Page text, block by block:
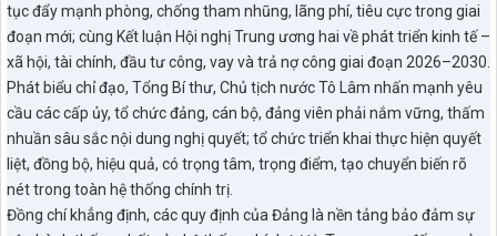
tục đẩy mạnh phòng, chống tham nhũng, lãng phí, tiêu cực trong giai
đoạn mới; cùng Kết luận Hội nghị Trung ương hai về phát triển kinh tế –
xã hội, tài chính, đầu tư công, vay và trả nợ công giai đoạn 2026–2030.
Phát biểu chỉ đạo, Tổng Bí thư, Chủ tịch nước Tô Lâm nhấn mạnh yêu
cầu các cấp ủy, tổ chức đảng, cán bộ, đảng viên phải nắm vững, thấm
nhuần sâu sắc nội dung nghị quyết; tổ chức triển khai thực hiện quyết
liệt, đồng bộ, hiệu quả, có trọng tâm, trọng điểm, tạo chuyển biến rõ
nét trong toàn hệ thống chính trị.
Đồng chí khẳng định, các quy định của Đảng là nền tảng bảo đảm sự